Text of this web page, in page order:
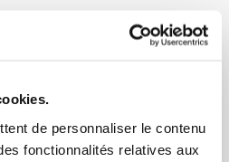
de personnaliser le contenu
fonctionnalités relatives aux
qui, dans la peur, ont réagi
sans aucun doute, ont
de
médecins, infirmiers et